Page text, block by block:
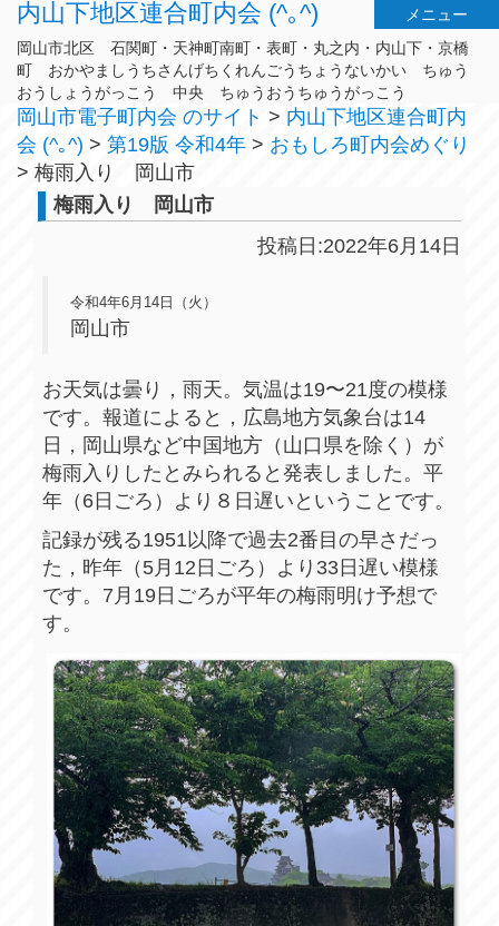
内山下地区連合町内会 (^｡^)
メニュー
岡山市北区 石関町・天神町南町・表町・丸之内・内山下・京橋
町 おかやましうちさんげちくれんごうちょうないかい ちゅう
おうしょうがっこう 中央 ちゅうおうちゅうがっこう
岡山市電子町内会 のサイト > 内山下地区連合町内
会 (^｡^) > 第19版 令和4年 > おもしろ町内会めぐり
> 梅雨入り 岡山市
梅雨入り 岡山市
投稿日:2022年6月14日
令和4年6月14日（火）
岡山市
お天気は曇り，雨天。気温は19〜21度の模様
です。報道によると，広島地方気象台は14
日，岡山県など中国地方（山口県を除く）が
梅雨入りしたとみられると発表しました。平
年（6日ごろ）より８日遅いということです。
記録が残る1951以降で過去2番目の早さだっ
た，昨年（5月12日ごろ）より33日遅い模様
です。7月19日ごろが平年の梅雨明け予想で
す。